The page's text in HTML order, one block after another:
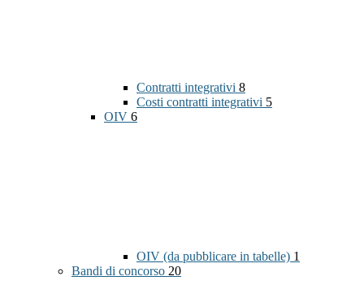
Contratti integrativi 8
Costi contratti integrativi 5
OIV 6
OIV (da pubblicare in tabelle) 1
Bandi di concorso 20